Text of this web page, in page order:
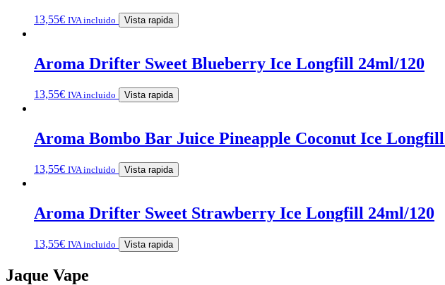
13,55€ IVA incluido Vista rapida
Aroma Drifter Sweet Blueberry Ice Longfill 24ml/120
13,55€ IVA incluido Vista rapida
Aroma Bombo Bar Juice Pineapple Coconut Ice
13,55€ IVA incluido Vista rapida
Aroma Drifter Sweet Strawberry Ice Longfill 24ml/120
13,55€ IVA incluido Vista rapida
Jaque Vape